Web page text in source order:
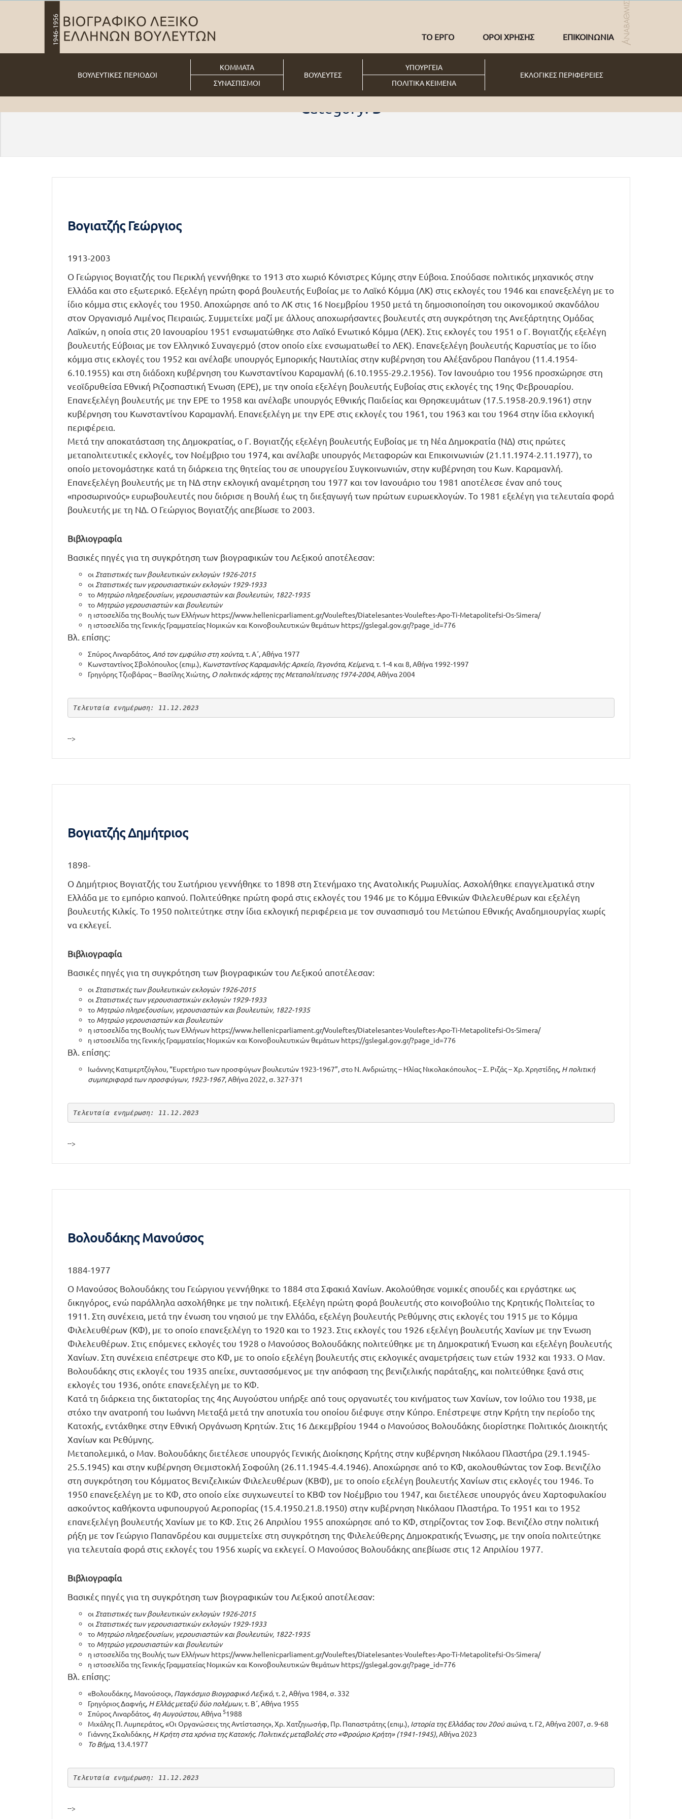
ΤΟ ΕΡΓΟ ΟΡΟΙ ΧΡΗΣΗΣ ΕΠΙΚΟΙΝΩΝΙΑ
ΒΟΥΛΕΥΤΙΚΕΣ ΠΕΡΙΟΔΟΙ
ΚΟΜΜΑΤΑ
ΒΟΥΛΕΥΤΕΣ
ΥΠΟΥΡΓΕΙΑ
ΕΚΛΟΓΙΚΕΣ ΠΕΡΙΦΕΡΕΙΕΣ
ΣΥΝΑΣΠΙΣΜΟΙ
ΠΟΛΙΤΙΚΑ ΚΕΙΜΕΝΑ
Category: Β
Βογιατζής Γεώργιος
1913-2003
Ο Γεώργιος Βογιατζής του Περικλή γεννήθηκε το 1913 στο χωριό Κόνιστρες Κύμης στην Εύβοια. Σπούδασε πολιτικός μηχανικός στην
Ελλάδα και στο εξωτερικό. Εξελέγη πρώτη φορά βουλευτής Ευβοίας με το Λαϊκό Κόμμα (ΛΚ) στις εκλογές του 1946 και επανεξελέγη με το
ίδιο κόμμα στις εκλογές του 1950. Αποχώρησε από το ΛΚ στις 16 Νοεμβρίου 1950 μετά τη δημοσιοποίηση του οικονομικού σκανδάλου
στον Οργανισμό Λιμένος Πειραιώς. Συμμετείχε μαζί με άλλους αποχωρήσαντες βουλευτές στη συγκρότηση της Ανεξάρτητης Ομάδας
Λαϊκών, η οποία στις 20 Ιανουαρίου 1951 ενσωματώθηκε στο Λαϊκό Ενωτικό Κόμμα (ΛΕΚ). Στις εκλογές του 1951 ο Γ. Βογιατζής εξελέγη
βουλευτής Εύβοιας με τον Ελληνικό Συναγερμό (στον οποίο είχε ενσωματωθεί το ΛΕΚ). Επανεξελέγη βουλευτής Καρυστίας με το ίδιο
κόμμα στις εκλογές του 1952 και ανέλαβε υπουργός Εμπορικής Ναυτιλίας στην κυβέρνηση του Αλέξανδρου Παπάγου (11.4.1954-
6.10.1955) και στη διάδοχη κυβέρνηση του Κωνσταντίνου Καραμανλή (6.10.1955-29.2.1956). Τον Ιανουάριο του 1956 προσχώρησε στη
νεοϊδρυθείσα Εθνική Ριζοσπαστική Ένωση (ΕΡΕ), με την οποία εξελέγη βουλευτής Ευβοίας στις εκλογές της 19ης Φεβρουαρίου.
Επανεξελέγη βουλευτής με την ΕΡΕ το 1958 και ανέλαβε υπουργός Εθνικής Παιδείας και Θρησκευμάτων (17.5.1958-20.9.1961) στην
κυβέρνηση του Κωνσταντίνου Καραμανλή. Επανεξελέγη με την ΕΡΕ στις εκλογές του 1961, του 1963 και του 1964 στην ίδια εκλογική
περιφέρεια.
Μετά την αποκατάσταση της Δημοκρατίας, ο Γ. Βογιατζής εξελέγη βουλευτής Ευβοίας με τη Νέα Δημοκρατία (ΝΔ) στις πρώτες
μεταπολιτευτικές εκλογές, τον Νοέμβριο του 1974, και ανέλαβε υπουργός Μεταφορών και Επικοινωνιών (21.11.1974-2.11.1977), το
οποίο μετονομάστηκε κατά τη διάρκεια της θητείας του σε υπουργείου Συγκοινωνιών, στην κυβέρνηση του Κων. Καραμανλή.
Επανεξελέγη βουλευτής με τη ΝΔ στην εκλογική αναμέτρηση του 1977 και τον Ιανουάριο του 1981 αποτέλεσε έναν από τους
«προσωρινούς» ευρωβουλευτές που διόρισε η Βουλή έως τη διεξαγωγή των πρώτων ευρωεκλογών. Το 1981 εξελέγη για τελευταία φορά
βουλευτής με τη ΝΔ. Ο Γεώργιος Βογιατζής απεβίωσε το 2003.
Βιβλιογραφία
Βασικές πηγές για τη συγκρότηση των βιογραφικών του Λεξικού αποτέλεσαν:
οι Στατιστικές των βουλευτικών εκλογών 1926-2015
οι Στατιστικές των γερουσιαστικών εκλογών 1929-1933
το Μητρώο πληρεξουσίων, γερουσιαστών και βουλευτών, 1822-1935
το Μητρώο γερουσιαστών και βουλευτών
η ιστοσελίδα της Βουλής των Ελλήνων https://www.hellenicparliament.gr/Vouleftes/Diatelesantes-Vouleftes-Apo-Ti-Metapolitefsi-Os-Simera/
η ιστοσελίδα της Γενικής Γραμματείας Νομικών και Κοινοβουλευτικών θεμάτων https://gslegal.gov.gr/?page_id=776
Βλ. επίσης:
Σπύρος Λιναρδάτος, Από τον εμφύλιο στη χούντα, τ. Α΄, Αθήνα 1977
Κωνσταντίνος Σβολόπουλος (επιμ.), Κωνσταντίνος Καραμανλής: Αρχείο, Γεγονότα, Κείμενα, τ. 1-4 και 8, Αθήνα 1992-1997
Γρηγόρης Τζιοβάρας – Βασίλης Χιώτης, Ο πολιτικός χάρτης της Μεταπολίτευσης 1974-2004, Αθήνα 2004
Τελευταία ενημέρωση: 11.12.2023
-->
Βογιατζής Δημήτριος
1898-
Ο Δημήτριος Βογιατζής του Σωτήριου γεννήθηκε το 1898 στη Στενήμαχο της Ανατολικής Ρωμυλίας. Ασχολήθηκε επαγγελματικά στην
Ελλάδα με το εμπόριο καπνού. Πολιτεύθηκε πρώτη φορά στις εκλογές του 1946 με το Κόμμα Εθνικών Φιλελευθέρων και εξελέγη
βουλευτής Κιλκίς. Το 1950 πολιτεύτηκε στην ίδια εκλογική περιφέρεια με τον συνασπισμό του Μετώπου Εθνικής Αναδημιουργίας χωρίς
να εκλεγεί.
Βιβλιογραφία
Βασικές πηγές για τη συγκρότηση των βιογραφικών του Λεξικού αποτέλεσαν:
οι Στατιστικές των βουλευτικών εκλογών 1926-2015
οι Στατιστικές των γερουσιαστικών εκλογών 1929-1933
το Μητρώο πληρεξουσίων, γερουσιαστών και βουλευτών, 1822-1935
το Μητρώο γερουσιαστών και βουλευτών
η ιστοσελίδα της Βουλής των Ελλήνων https://www.hellenicparliament.gr/Vouleftes/Diatelesantes-Vouleftes-Apo-Ti-Metapolitefsi-Os-Simera/
η ιστοσελίδα της Γενικής Γραμματείας Νομικών και Κοινοβουλευτικών θεμάτων https://gslegal.gov.gr/?page_id=776
Βλ. επίσης:
Ιωάννης Κατιμερτζόγλου, “Ευρετήριο των προσφύγων βουλευτών 1923-1967”, στο Ν. Ανδριώτης – Ηλίας Νικολακόπουλος – Σ. Ριζάς – Χρ. Χρηστίδης, Η πολιτική
συμπεριφορά των προσφύγων, 1923-1967, Αθήνα 2022, σ. 327-371
Τελευταία ενημέρωση: 11.12.2023
-->
Βολουδάκης Μανούσος
1884-1977
Ο Μανούσος Βολουδάκης του Γεώργιου γεννήθηκε το 1884 στα Σφακιά Χανίων. Ακολούθησε νομικές σπουδές και εργάστηκε ως
δικηγόρος, ενώ παράλληλα ασχολήθηκε με την πολιτική. Εξελέγη πρώτη φορά βουλευτής στο κοινοβούλιο της Κρητικής Πολιτείας το
1911. Στη συνέχεια, μετά την ένωση του νησιού με την Ελλάδα, εξελέγη βουλευτής Ρεθύμνης στις εκλογές του 1915 με το Κόμμα
Φιλελευθέρων (ΚΦ), με το οποίο επανεξελέγη το 1920 και το 1923. Στις εκλογές του 1926 εξελέγη βουλευτής Χανίων με την Ένωση
Φιλελευθέρων. Στις επόμενες εκλογές του 1928 ο Μανούσος Βολουδάκης πολιτεύθηκε με τη Δημοκρατική Ένωση και εξελέγη βουλευτής
Χανίων. Στη συνέχεια επέστρεψε στο ΚΦ, με το οποίο εξελέγη βουλευτής στις εκλογικές αναμετρήσεις των ετών 1932 και 1933. Ο Μαν.
Βολουδάκης στις εκλογές του 1935 απείχε, συντασσόμενος με την απόφαση της βενιζελικής παράταξης, και πολιτεύθηκε ξανά στις
εκλογές του 1936, οπότε επανεξελέγη με το ΚΦ.
Κατά τη διάρκεια της δικτατορίας της 4ης Αυγούστου υπήρξε από τους οργανωτές του κινήματος των Χανίων, τον Ιούλιο του 1938, με
στόχο την ανατροπή του Ιωάννη Μεταξά μετά την αποτυχία του οποίου διέφυγε στην Κύπρο. Επέστρεψε στην Κρήτη την περίοδο της
Κατοχής, εντάχθηκε στην Εθνική Οργάνωση Κρητών. Στις 16 Δεκεμβρίου 1944 ο Μανούσος Βολουδάκης διορίστηκε Πολιτικός Διοικητής
Χανίων και Ρεθύμνης.
Μεταπολεμικά, ο Μαν. Βολουδάκης διετέλεσε υπουργός Γενικής Διοίκησης Κρήτης στην κυβέρνηση Νικόλαου Πλαστήρα (29.1.1945-
25.5.1945) και στην κυβέρνηση Θεμιστοκλή Σοφούλη (26.11.1945-4.4.1946). Αποχώρησε από το ΚΦ, ακολουθώντας τον Σοφ. Βενιζέλο
στη συγκρότηση του Κόμματος Βενιζελικών Φιλελευθέρων (ΚΒΦ), με το οποίο εξελέγη βουλευτής Χανίων στις εκλογές του 1946. Το
1950 επανεξελέγη με το ΚΦ, στο οποίο είχε συγχωνευτεί το ΚΒΦ τον Νοέμβριο του 1947, και διετέλεσε υπουργός άνευ Χαρτοφυλακίου
ασκούντος καθήκοντα υφυπουργού Αεροπορίας (15.4.1950.21.8.1950) στην κυβέρνηση Νικόλαου Πλαστήρα. Το 1951 και το 1952
επανεξελέγη βουλευτής Χανίων με το ΚΦ. Στις 26 Απριλίου 1955 αποχώρησε από το ΚΦ, στηρίζοντας τον Σοφ. Βενιζέλο στην πολιτική
ρήξη με τον Γεώργιο Παπανδρέου και συμμετείχε στη συγκρότηση της Φιλελεύθερης Δημοκρατικής Ένωσης, με την οποία πολιτεύτηκε
για τελευταία φορά στις εκλογές του 1956 χωρίς να εκλεγεί. Ο Μανούσος Βολουδάκης απεβίωσε στις 12 Απριλίου 1977.
Βιβλιογραφία
Βασικές πηγές για τη συγκρότηση των βιογραφικών του Λεξικού αποτέλεσαν:
οι Στατιστικές των βουλευτικών εκλογών 1926-2015
οι Στατιστικές των γερουσιαστικών εκλογών 1929-1933
το Μητρώο πληρεξουσίων, γερουσιαστών και βουλευτών, 1822-1935
το Μητρώο γερουσιαστών και βουλευτών
η ιστοσελίδα της Βουλής των Ελλήνων https://www.hellenicparliament.gr/Vouleftes/Diatelesantes-Vouleftes-Apo-Ti-Metapolitefsi-Os-Simera/
η ιστοσελίδα της Γενικής Γραμματείας Νομικών και Κοινοβουλευτικών θεμάτων https://gslegal.gov.gr/?page_id=776
Βλ. επίσης:
«Βολουδάκης, Μανούσος», Παγκόσμιο Βιογραφικό Λεξικό, τ. 2, Αθήνα 1984, σ. 332
Γρηγόριος Δαφνής, Η Ελλάς μεταξύ δύο πολέμων, τ. Β΄, Αθήνα 1955
Σπύρος Λιναρδάτος, 4η Αυγούστου, Αθήνα 51988
Μιχάλης Π. Λυμπεράτος, «Οι Οργανώσεις της Αντίστασης», Χρ. Χατζηιωσήφ, Πρ. Παπαστράτης (επιμ.), Ιστορία της Ελλάδας του 20ού αιώνα,τ. Γ2, Αθήνα 2007, σ. 9-68
Γιάννης Σκαλιδάκης, Η Κρήτη στα χρόνια της Κατοχής. Πολιτικές μεταβολές στο «Φρούριο Κρήτη» (1941-1945), Αθήνα 2023
Το Βήμα, 13.4.1977
Τελευταία ενημέρωση: 11.12.2023
-->